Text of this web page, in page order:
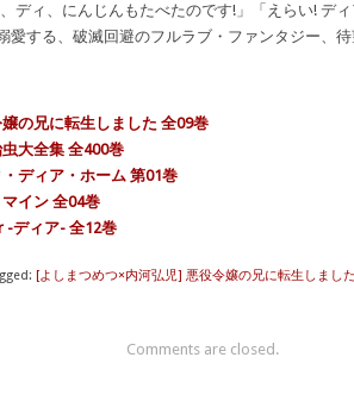
ィ、にんじんもたべたのです!」「えらい! デ
愛する、破滅回避のフルラブ・ファンタジー、
の兄に転生しました 全09巻
大全集 全400巻
ディア・ホーム 第01巻
イン 全04巻
-ディア- 全12巻
[よしまつめつ×内河弘児] 悪役令嬢の兄に転生しまし
Comments are closed.